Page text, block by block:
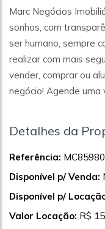
Marc Negócios
sonhos, com
ser humano, sempre
realizar com mais
vender, comprar ou
negócio! Agende uma
Detalhes da
Referência: MC85980
Disponível p/ Venda:
Disponível p/
Valor Locação: R$